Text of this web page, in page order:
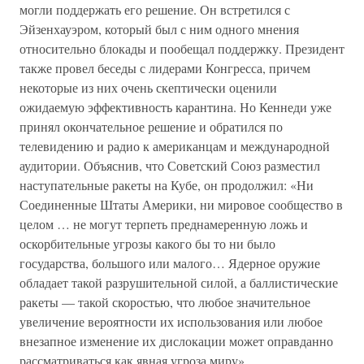
могли поддержать его решение. Он встретился с
Эйзенхауэром, который был с ним одного мнения
относительно блокады и пообещал поддержку. Президент
также провел беседы с лидерами Конгресса, причем
некоторые из них очень скептически оценили
ожидаемую эффективность карантина. Но Кеннеди уже
принял окончательное решение и обратился по
телевидению и радио к американцам и международной
аудитории. Объяснив, что Советский Союз разместил
наступательные ракеты на Кубе, он продолжил: «Ни
Соединенные Штаты Америки, ни мировое сообщество в
целом … не могут терпеть преднамеренную ложь и
оскорбительные угрозы какого бы то ни было
государства, большого или малого… Ядерное оружие
обладает такой разрушительной силой, а баллистические
ракеты — такой скоростью, что любое значительное
увеличение вероятности их использования или любое
внезапное изменение их дислокации может оправданно
рассматриваться как явная угроза миру».